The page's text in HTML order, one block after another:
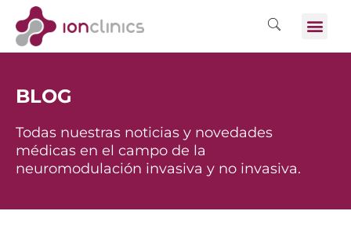
BLOG
Todas nuestras noticias y novedades
médicas en el campo de la
neuromodulación invasiva y no invasiva.